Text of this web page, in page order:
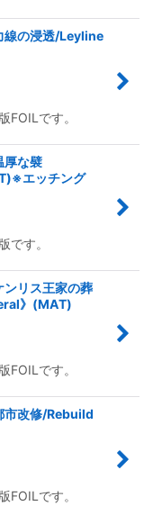
線の浸透/Leyline
FOILです。
厚な襞
エッチング
です。
リス王家の葬
》(MAT)
FOILです。
市改修/Rebuild
FOILです。